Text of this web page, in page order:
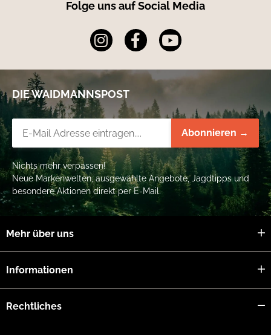
Folge uns auf Social Media
DIE WAIDMANNSPOST
Abonnieren →
Nichts mehr verpassen!
Neue Markenwelten, ausgewählte Angebote, Jagdtipps und
besondere Aktionen direkt per E-Mail.
Mehr über uns
Informationen
Rechtliches